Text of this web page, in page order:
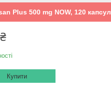
Plus 500 mg NOW, 120 капсул
Купити